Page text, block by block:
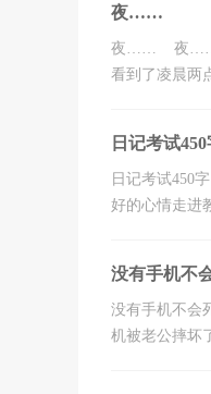
夜……
夜…… 夜……1
看到了凌晨两
日记考试450
日记考试450
好的心情走进
没有手机不
没有手机不会
机被老公摔坏